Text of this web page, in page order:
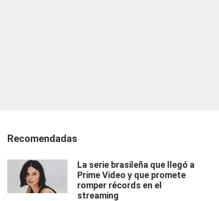
Recomendadas
La serie brasileña que llegó a
Prime Video y que promete
romper récords en el
streaming